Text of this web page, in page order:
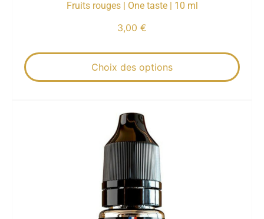
Fruits rouges | One taste | 10 ml
3,00 €
Choix des options